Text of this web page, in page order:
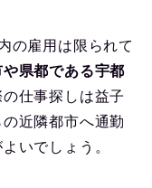
の雇用は限られて
県都である宇都
仕事探しは益子
近隣都市へ通勤
いでしょう。